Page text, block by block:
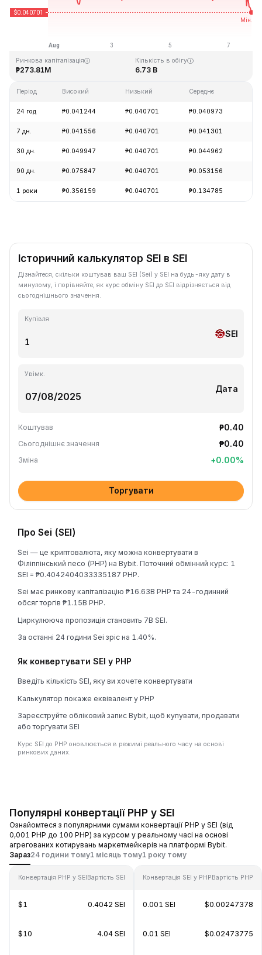
₱0.040542
Ринкова капіталізація
₱273.81M
Кількість в обігу
6.73 B
Період Високий Низький Середнє
24 год ₱0.041244 ₱0.040701 ₱0.040973
7 дн. ₱0.041556 ₱0.040701 ₱0.041301
30 дн. ₱0.049947 ₱0.040701 ₱0.044962
90 дн. ₱0.075847 ₱0.040701 ₱0.053156
1 роки ₱0.356159 ₱0.040701 ₱0.134785
Історичний калькулятор SEI в SEI
Дізнайтеся, скільки коштував ваш SEI (Sei) у SEI на будь-яку дату в
минулому, і порівняйте, як курс обміну SEI до SEI відрізняється від
сьогоднішнього значення.
Купівля
SEI
Увімк.
Дата
Коштував ₱0.40
Сьогоднішнє значення ₱0.40
Зміна +0.00%
Торгувати
Про Sei (SEI)
Sei — це криптовалюта, яку можна конвертувати в
Філіппінський песо (PHP) на Bybit. Поточний обмінний курс: 1
SEI = ₱0.4042404033335187 PHP.
Sei має ринкову капіталізацію ₱16.63B PHP та 24-годинний
обсяг торгів ₱1.15B PHP.
Циркулююча пропозиція становить 7B SEI.
За останні 24 години Sei зріс на 1.40%.
Як конвертувати SEI у PHP
Введіть кількість SEI, яку ви хочете конвертувати
Калькулятор покаже еквівалент у PHP
Зареєструйте обліковий запис Bybit, щоб купувати, продавати
або торгувати SEI
Курс SEI до PHP оновлюється в режимі реального часу на основі
ринкових даних.
Популярні конвертації PHP у SEI
Ознайомтеся з популярними сумами конвертації PHP у SEI (від
0,001 PHP до 100 PHP) за курсом у реальному часі на основі
агрегованих котирувань маркетмейкерів на платформі Bybit.
Зараз24 години тому1 місяць тому1 року тому
Конвертація PHP у SEIВартість SEI
$1 0.4042 SEI
$10 4.04 SEI
Конвертація SEI у PHPВартість PHP
0.001 SEI $0.00247378
0.01 SEI $0.02473775